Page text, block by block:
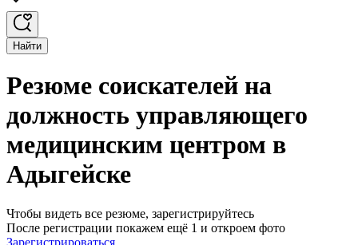
Найти
Резюме соискателей на
должность управляющего
медицинским центром в
Адыгейске
Чтобы видеть все резюме, зарегистрируйтесь
После регистрации покажем ещё 1 и откроем фото
Зарегистрироваться